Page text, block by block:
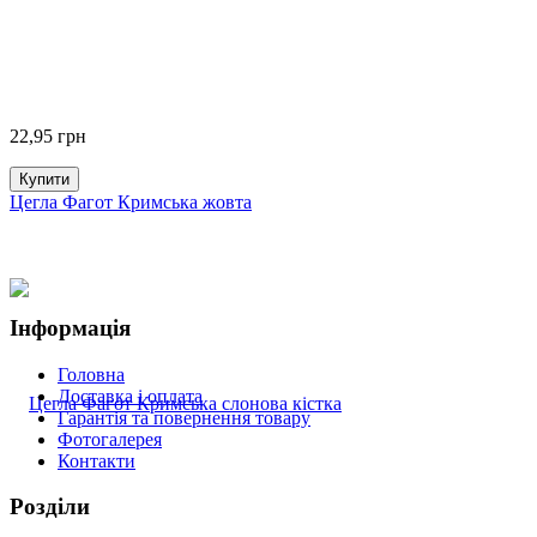
22,95 грн
Купити
Цегла Фагот Кримська жовта
Інформація
Головна
Доставка і оплата
Гарантія та повернення товару
Фотогалерея
Контакти
Розділи